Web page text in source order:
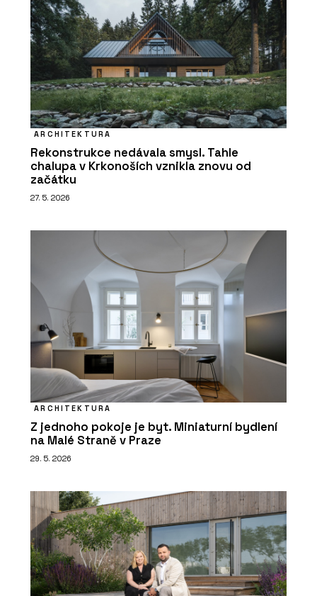
ARCHITEKTURA
Rekonstrukce nedávala smysl. Tahle
chalupa v Krkonoších vznikla znovu od
začátku
27. 5. 2026
ARCHITEKTURA
Z jednoho pokoje je byt. Miniaturní bydlení
na Malé Straně v Praze
29. 5. 2026